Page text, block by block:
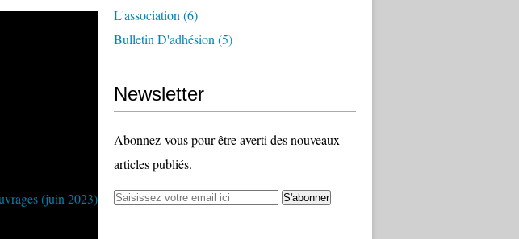
L'association (6)
Bulletin D'adhésion (5)
Newsletter
Abonnez-vous pour être averti des nouveaux
articles publiés.